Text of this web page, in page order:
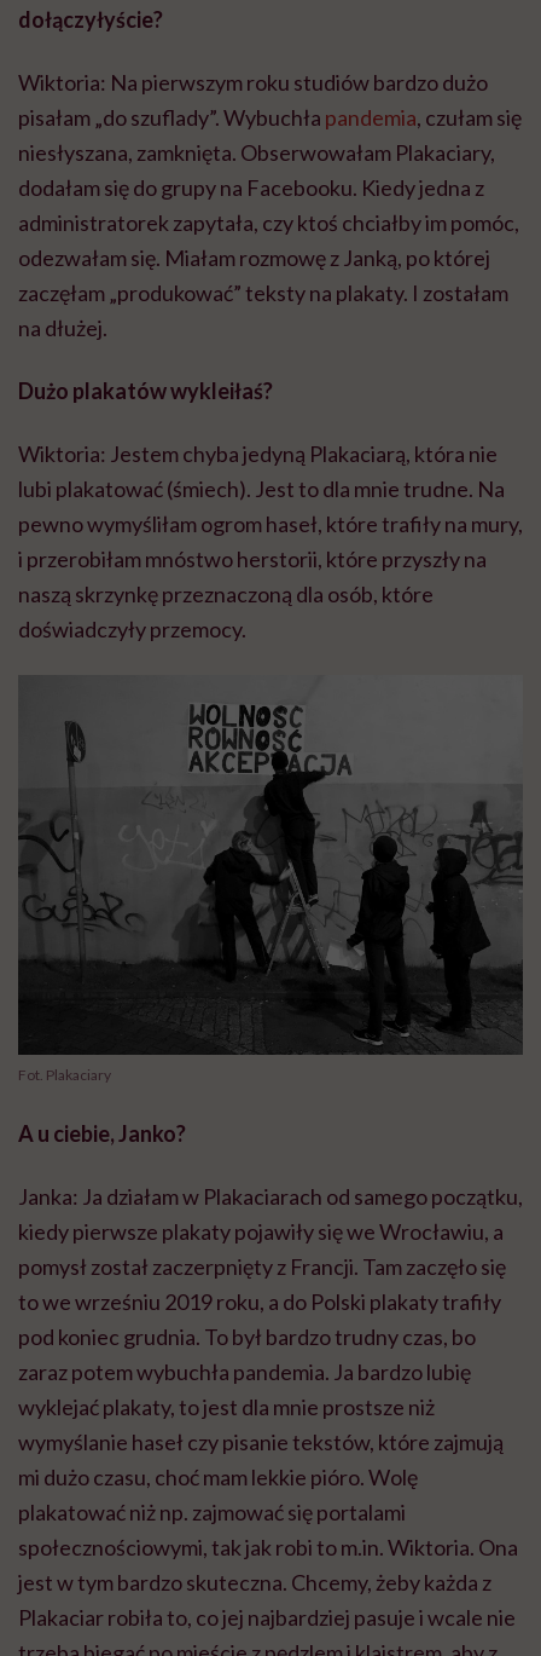
dołączyłyście?
Wiktoria: Na pierwszym roku studiów bardzo dużo
pisałam „do szuflady”. Wybuchła pandemia, czułam się
niesłyszana, zamknięta. Obserwowałam Plakaciary,
dodałam się do grupy na Facebooku. Kiedy jedna z
administratorek zapytała, czy ktoś chciałby im pomóc,
odezwałam się. Miałam rozmowę z Janką, po której
zaczęłam „produkować” teksty na plakaty. I zostałam
na dłużej.
Dużo plakatów wykleiłaś?
Wiktoria: Jestem chyba jedyną Plakaciarą, która nie
lubi plakatować (śmiech). Jest to dla mnie trudne. Na
pewno wymyśliłam ogrom haseł, które trafiły na mury,
i przerobiłam mnóstwoherstorii, które przyszły na
naszą skrzynkę przeznaczoną dla osób, które
doświadczyły przemocy.
Fot. Plakaciary
A u ciebie, Janko?
Janka: Ja działam w Plakaciarach od samego początku,
kiedy pierwsze plakaty pojawiły się we Wrocławiu, a
pomysł został zaczerpnięty z Francji. Tam zaczęło się
to we wrześniu 2019 roku, a do Polski plakaty trafiły
pod koniec grudnia. To był bardzo trudny czas, bo
zaraz potem wybuchła pandemia. Ja bardzo lubię
wyklejać plakaty, to jest dla mnie prostsze niż
wymyślanie haseł czy pisanie tekstów, które zajmują
mi dużo czasu, choć mam lekkie pióro. Wolę
plakatować niż np. zajmować się portalami
społecznościowymi, tak jak robi to m.in. Wiktoria. Ona
jest w tym bardzo skuteczna. Chcemy, żeby każda z
Plakaciarrobiła to, co jej najbardziej pasuje i wcale nie